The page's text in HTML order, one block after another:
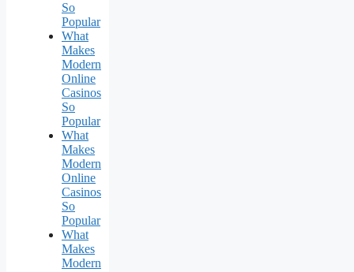
So
Popular
What
Makes
Modern
Online
Casinos
So
Popular
What
Makes
Modern
Online
Casinos
So
Popular
What
Makes
Modern